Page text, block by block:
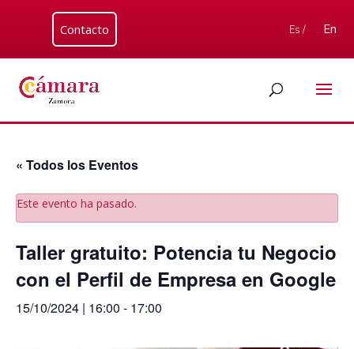
Contacto Es / En
« Todos los Eventos
Este evento ha pasado.
Taller gratuito: Potencia tu Negocio
con el Perfil de Empresa en Google
15/10/2024 | 16:00 - 17:00